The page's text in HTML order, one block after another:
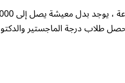
طلاب درجة الماجستير